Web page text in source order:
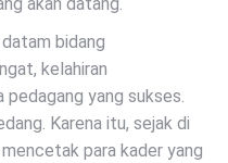
bidang
kelahiran
pedagang yang sukses.
Karena itu, sejak di
para kader yang